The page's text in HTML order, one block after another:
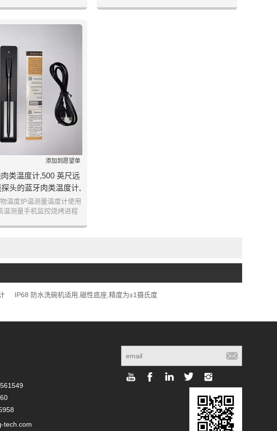
添加到愿望单
类温度计,500 英尺远
头的蓝牙肉类温度计,
肉类温度计
温度炉温测量温度计使用
温测量手机监控烧烤进程
;支持自定义定时器和温度
IP68 防水洗碗机适用,磁性底座,精度为±1摄氏度
tech.com